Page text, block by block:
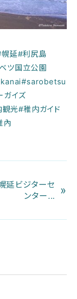
延#利尻島
ツ国立公園
#sarobetsu
ガイズ
観光#稚内ガイド
內
延ビジターセ
ンター...
»